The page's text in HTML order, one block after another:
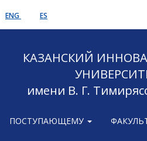
ENG ES
КАЗАНСКИЙ
имени В. Г.
ПОСТУПАЮЩЕМУ